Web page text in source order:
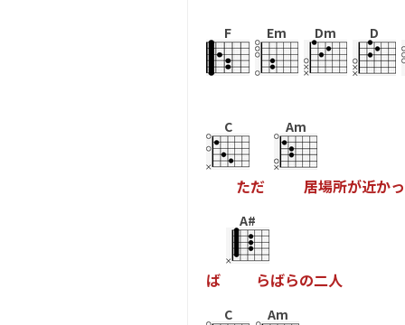
F Em Dm D
C
ただ
Am
居場所が近かっ
ば
A#
らばらの二人
C Am